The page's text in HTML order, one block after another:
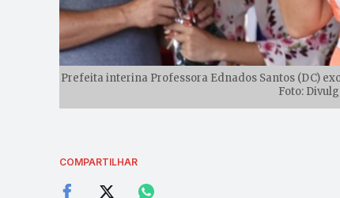
Prefeita interina Professora Ednados Santos (DC)
Foto:
COMPARTILHAR